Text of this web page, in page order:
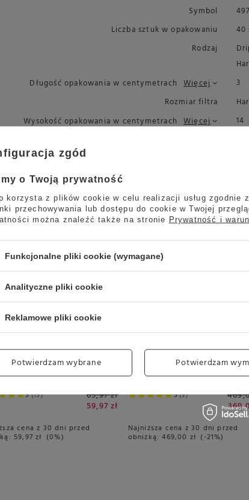
Symbol
Liczba sztuk w opakowaniu
40
Rodzaj
Długość opakowania w centymetrach Więcej
3
Rozmiar filtra
Wysokość opakowania w centymetrach Więcej
14
5 15
Nescafé Dolce
Espresso Intenso 3x16
65,97 zł
59,97 zł
cena z 30 dni przed
59,97 zł 0%
5 3
Elektryczna kawiarka ze
spieniaczem Ariete 1344
Najniższa cena z 30 dni przed
obniżką:469,00 zł -21%
zgód
o Twoją prywatność
korzysta z plików cookie w celu realizacji usług zgodnie z
przechowywania lub dostępu do cookie w Twojej
można znaleźć także na stronie Prywatność i
Funkcjonalne pliki cookie (wymagane)
Analityczne pliki cookie
Reklamowe pliki cookie
Potwierdzam wybrane Potwierdzam